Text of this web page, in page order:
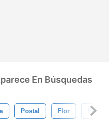
En Búsquedas
Postal Flor Floral